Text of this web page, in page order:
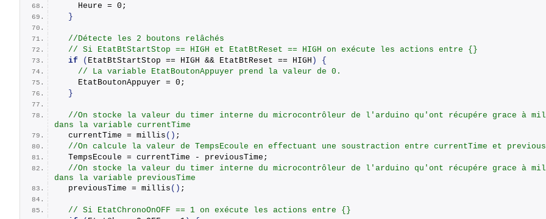
    Heure = 0;
}
//Détecte les 2 boutons relâchés
// Si EtatBtStartStop == HIGH et EtatBtReset == HIGH on exécute les actions entre {}
if
( EtatBtStartStop == HIGH && EtatBtReset == HIGH )
{
// La variable EtatBoutonAppuyer prend la valeur de 0.
    EtatBoutonAppuyer = 0;
}
//On stocke la valeur du timer interne du microcontrôleur de l'arduino qu'ont récupére grace à
dans la variable currentTime
  currentTime =
millis () ;
//On calcule la valeur de TempsEcoule en effectuant une soustraction entre currentTime et
  TempsEcoule = currentTime - previousTime;
//On stocke la valeur du timer interne du microcontrôleur de l'arduino qu'ont récupére grace à
dans la variable previousTime
  previousTime =
millis () ;
// Si EtatChronoOnOFF == 1 on exécute les actions entre {}